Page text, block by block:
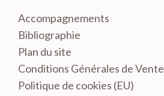
Accompagnements
Bibliographie
Plan du site
Conditions Générales de Vente
Politique de cookies (EU)